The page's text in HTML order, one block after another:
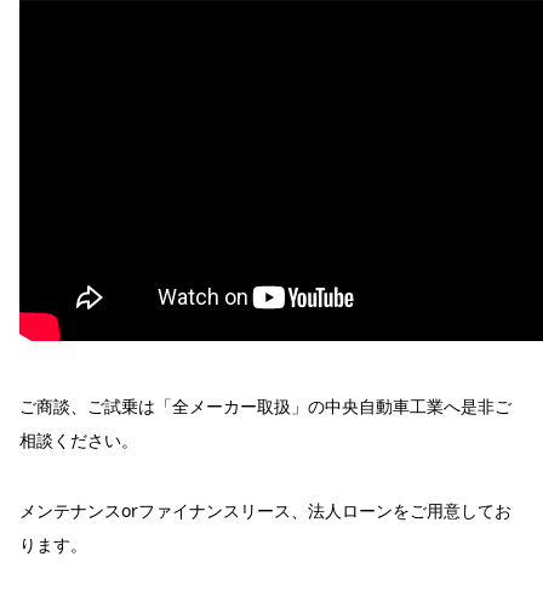
ご商談、ご試乗は「全メーカー取扱」の中央自動車工業へ是非ご
相談ください。
メンテナンスorファイナンスリース、法人ローンをご用意してお
ります。